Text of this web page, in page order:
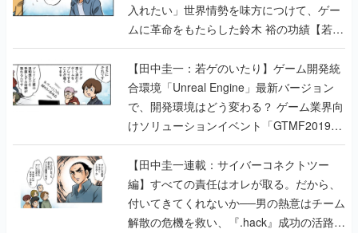
入れたい」世界情勢を味方につけて、ゲー
ムに革命をもたらした鈴木 裕の功績【若ゲ
のいたり】
【田中圭一：若ゲのいたり】ゲーム開発統
合環境「Unreal Engine」最新バージョン
で、開発環境はどう変わる？ ゲーム業界向
けソリューションイベント「GTMF2019」
に行って、より理解を深めよう【PR】
【田中圭一連載：サイバーコネクトツー
編】すべての責任はオレが取る。だから、
付いてきてくれないか──男の熱意はチーム
解散の危機を救い、『.hack』成功の活路を